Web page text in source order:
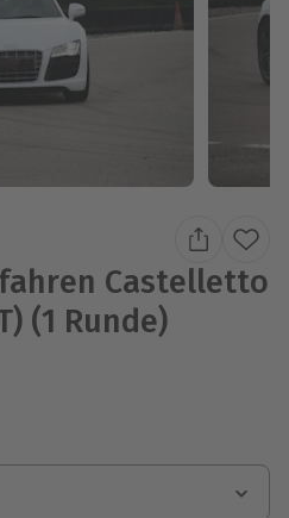
Castelletto
(1 Runde)